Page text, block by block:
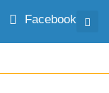
Facebook